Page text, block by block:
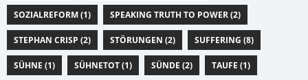
SOZIALREFORM (1) SPEAKING TRUTH TO POWER (2)
STEPHAN CRISP (2) STÖRUNGEN (2) SUFFERING (8)
SÜHNE (1) SÜHNETOT (1) SÜNDE (2) TAUFE (1)